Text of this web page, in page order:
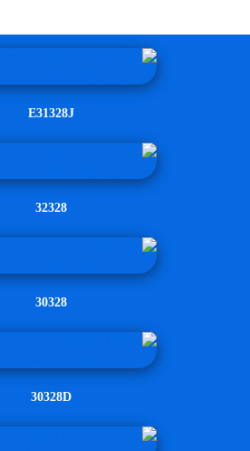
E31328J
32328
30328
30328D